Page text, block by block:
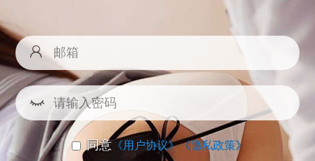
同意《用户协议》《隐私政策》